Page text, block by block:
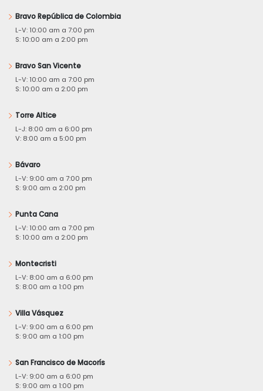
Bravo República de Colombia
L-V: 10:00 am a 7:00 pm
S: 10:00 am a 2:00 pm
Bravo San Vicente
L-V: 10:00 am a 7:00 pm
S: 10:00 am a 2:00 pm
Torre Altice
L-J: 8:00 am a 6:00 pm
V: 8:00 am a 5:00 pm
Bávaro
L-V: 9:00 am a 7:00 pm
S: 9:00 am a 2:00 pm
Punta Cana
L-V: 10:00 am a 7:00 pm
S: 10:00 am a 2:00 pm
Montecristi
L-V: 8:00 am a 6:00 pm
S: 8:00 am a 1:00 pm
Villa Vásquez
L-V: 9:00 am a 6:00 pm
S: 9:00 am a 1:00 pm
San Francisco de Macorís
L-V: 9:00 am a 6:00 pm
S: 9:00 am a 1:00 pm